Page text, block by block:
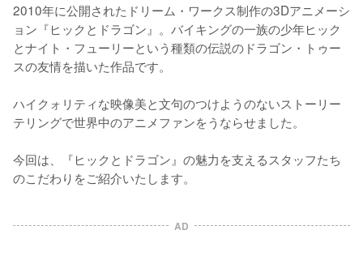
2010年に公開されたドリーム・ワークス制作の3Dアニメーシ
ョン『ヒックとドラゴン』。バイキングの一族の少年ヒック
とナイト・フューリーという種類の伝説のドラゴン・トゥー
スの友情を描いた作品です。
ハイクォリティな映像美と文句のつけようのないストーリー
テリングで世界中のアニメファンをうならせました。
今回は、『ヒックとドラゴン』の魅力を支えるスタッフたち
のこだわりをご紹介いたします。
AD